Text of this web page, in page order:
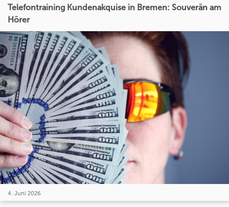
Telefontraining Kundenakquise in Bremen: Souverän am
Hörer
4. Juni 2026